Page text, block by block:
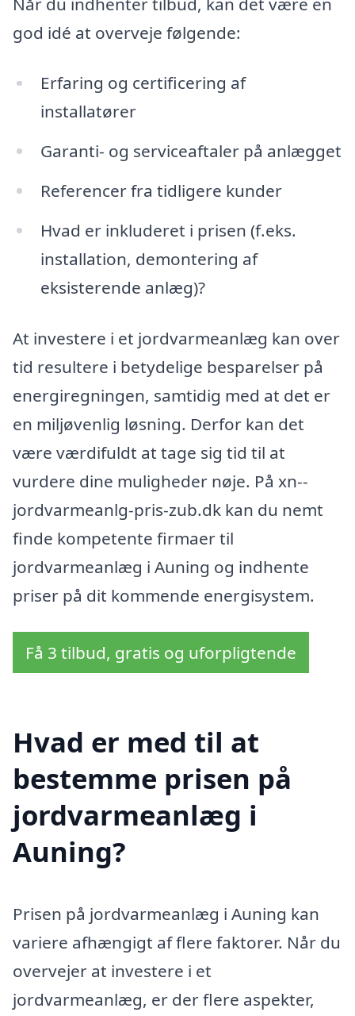
god idé at overveje følgende:
Erfaring og certificering af
installatører
Garanti- og serviceaftaler på anlægget
Referencer fra tidligere kunder
Hvad er inkluderet i prisen (f.eks.
installation, demontering af
eksisterende anlæg)?
At investere i et jordvarmeanlæg kan over
tid resultere i betydelige besparelser på
energiregningen, samtidig med at det er
en miljøvenlig løsning. Derfor kan det
være værdifuldt at tage sig tid til at
vurdere dine muligheder nøje. På xn--
jordvarmeanlg-pris-zub.dk kan du nemt
finde kompetente firmaer til
jordvarmeanlæg i Auning og indhente
priser på dit kommende energisystem.
Få 3 tilbud, gratis og uforpligtende
Hvad er med til at
bestemme prisen på
jordvarmeanlæg i
Auning?
Prisen på jordvarmeanlæg i Auning kan
variere afhængigt af flere faktorer. Når du
overvejer at investere i et
jordvarmeanlæg, er der flere aspekter,